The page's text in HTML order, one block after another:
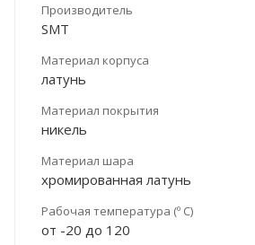
Производитель
SMT
Материал корпуса
латунь
Материал покрытия
никель
Материал шара
хромированная латунь
Рабочая температура (º С)
от -20 до 120